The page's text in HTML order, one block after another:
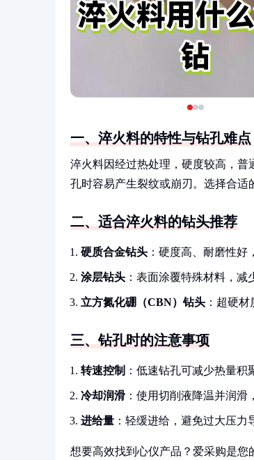
一、淬火料的特性与钻孔难点
淬火料因经过热处理，硬度较高，
孔时容易产生裂纹或崩刃。选择合适
二、适合淬火料的钻头推荐
硬质合金钻头 ：硬度高、耐磨性好
涂层钻头 ：表面涂覆特殊材料，减
立方氮化硼（CBN）钻头 ：超硬
三、钻孔时的注意事项
转速控制 ：低速钻孔可减少热量积
冷却润滑 ：使用切削液降温并润滑
进给量 ：轻缓进给，避免过大压力
想要高效找到心仪产品？爱采购是